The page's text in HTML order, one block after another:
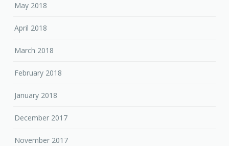
May 2018
April 2018
March 2018
February 2018
January 2018
December 2017
November 2017